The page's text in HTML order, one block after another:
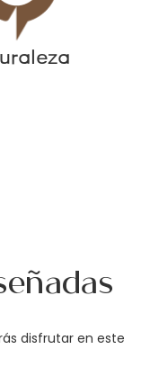
disfrutar en este